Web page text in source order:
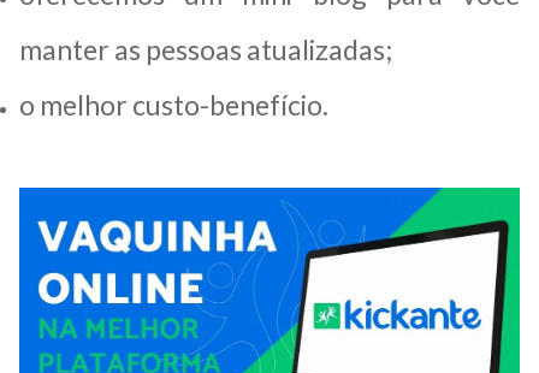
manter as pessoas atualizadas;
o melhor custo-benefício.